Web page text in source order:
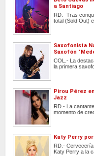
a Santiago
RD.- Tras
total (Sold Out)
Saxofonista
Saxofón
COL.- La
la primera
Pirou Pérez
Jazz
RD.- La
momento de
Katy Perry
RD.-
Katy Perry a la